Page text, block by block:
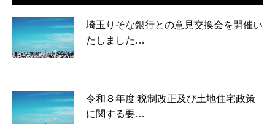
埼玉りそな銀行との意見交換会を開催い
たしました…
令和８年度 税制改正及び土地住宅政策
に関する要…